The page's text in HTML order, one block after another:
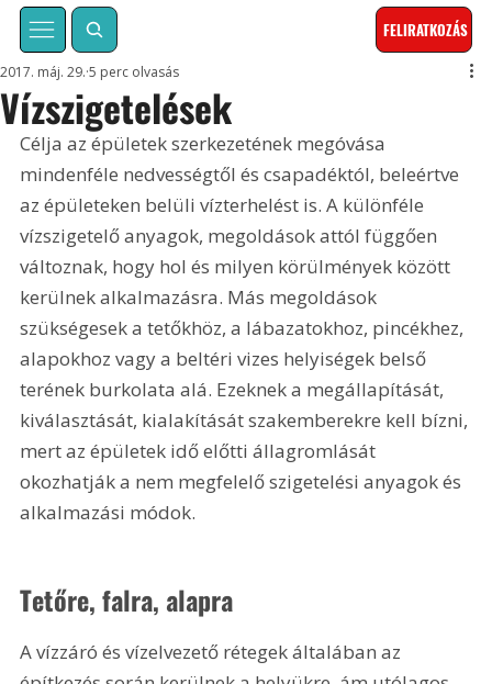
FELIRATKOZÁS
Vízszigetelések
2017. máj. 29. 5 perc olvasás
Célja az épületek szerkezetének megóvása
mindenféle nedvességtől és csapadéktól, beleértve
az épületeken belüli vízterhelést is. A különféle
vízszigetelő anyagok, megoldások attól függően
változnak, hogy hol és milyen körülmények között
kerülnek alkalmazásra. Más megoldások
szükségesek a tetőkhöz, a lábazatokhoz, pincékhez,
alapokhoz vagy a beltéri vizes helyiségek belső
terének burkolata alá. Ezeknek a megállapítását,
kiválasztását, kialakítását szakemberekre kell bízni,
mert az épületek idő előtti állagromlását
okozhatják a nem megfelelő szigetelési anyagok és
alkalmazási módok.
Tetőre, falra, alapra
A vízzáró és vízelvezető rétegek általában az